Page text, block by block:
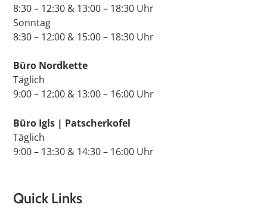
8:30 – 12:30 & 13:00 – 18:30 Uhr
Sonntag
8:30 – 12:00 & 15:00 – 18:30 Uhr
Büro Nordkette
Täglich
9:00 – 12:00 & 13:00 – 16:00 Uhr
Büro Igls | Patscherkofel
Täglich
9:00 – 13:30 & 14:30 – 16:00 Uhr
Quick Links